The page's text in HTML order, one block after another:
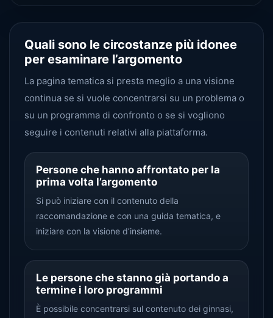
Quali sono le circostanze più idonee
per esaminare l’argomento
La pagina tematica si presta meglio a una visione
continua se si vuole concentrarsi su un problema o
su un programma di confronto o se si vogliono
seguire i contenuti relativi alla piattaforma.
Persone che hanno affrontato per la
prima volta l’argomento
Si può iniziare con il contenuto della
raccomandazione e con una guida tematica, e
iniziare con la visione d’insieme.
Le persone che stanno già portando a
termine i loro programmi
È possibile concentrarsi sul contenuto dei ginnasi,